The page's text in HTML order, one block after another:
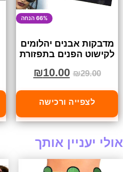
66% הנחה
מדבקות אבנים יהלומים
לקישוט הפנים בתפזורת
₪29.00
₪10.00
לצפייה ורכישה
אולי יעניין אותך